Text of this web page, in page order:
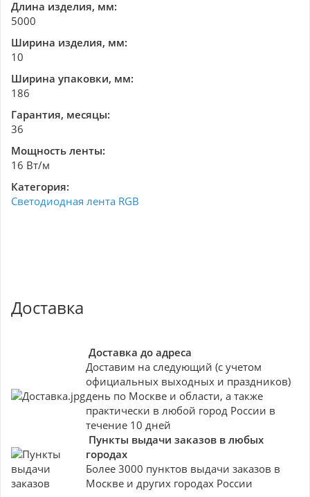
Длина изделия, мм:
5000
Ширина изделия, мм:
10
Ширина упаковки, мм:
186
Гарантия, месяцы:
36
Мощность ленты:
16 Вт/м
Категория:
Светодиодная лента RGB
Доставка
Доставка до адреса
Доставим на следующий (с учетом
официальных выходных и праздников)
день по Москве и области, а также
практически в любой город России в
течение 10 дней
Пункты выдачи заказов в любых
городах
Более 3000 пунктов выдачи заказов в
Москве и других городах России